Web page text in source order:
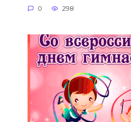
0 298